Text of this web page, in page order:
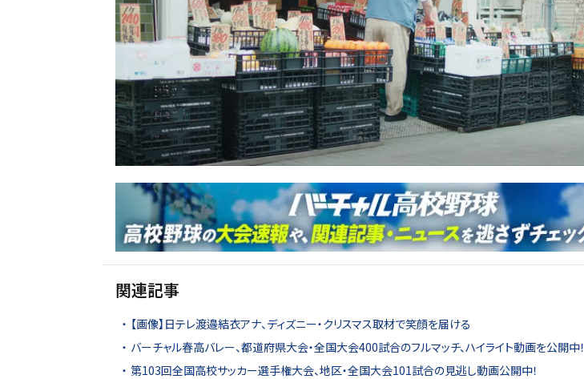
関連記事
【画像】日テレ渡邉結衣アナ、ディズニー・クリスマス取材で笑顔を届ける
バーチャル春高バレー、都道府県大会・全国大会400試合のフルマッチ、ハイライト動画を公開中！
第103回全国高校サッカー選手権大会、地区・全国大会101試合の見逃し動画公開中！